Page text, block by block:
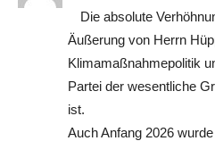
Die absolute
Äußerung von Herrn
Klimamaßnahmepolitik
Partei der wesentliche
ist.
Auch Anfang 2026